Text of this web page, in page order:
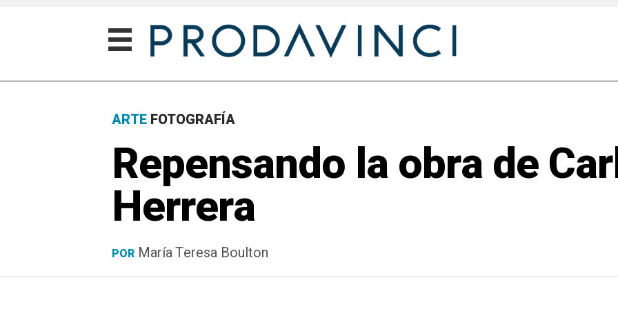
ARTE FOTOGRAFÍA
Repensando la obra de
Herrera
POR María Teresa Boulton